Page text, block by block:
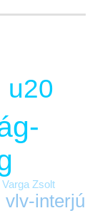
u20
vlv-interjú
Varga Zsolt